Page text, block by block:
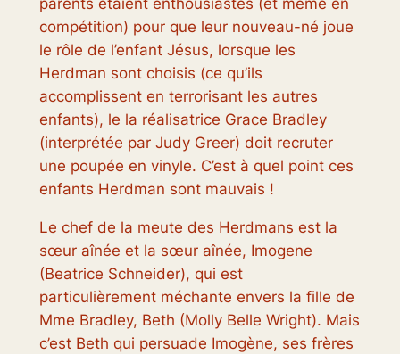
parents étaient enthousiastes (et même en
compétition) pour que leur nouveau-né joue
le rôle de l’enfant Jésus, lorsque les
Herdman sont choisis (ce qu’ils
accomplissent en terrorisant les autres
enfants), le la réalisatrice Grace Bradley
(interprétée par Judy Greer) doit recruter
une poupée en vinyle. C’est à quel point ces
enfants Herdman sont mauvais !
Le chef de la meute des Herdmans est la
sœur aînée et la sœur aînée, Imogene
(Beatrice Schneider), qui est
particulièrement méchante envers la fille de
Mme Bradley, Beth (Molly Belle Wright). Mais
c’est Beth qui persuade Imogène, ses frères